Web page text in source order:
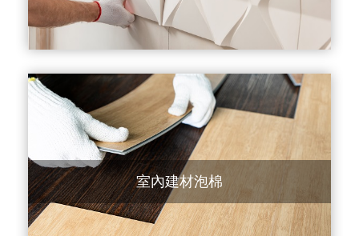
室內建材泡棉